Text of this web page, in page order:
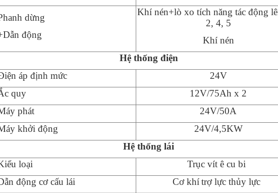
dừng
động
Khí nén+lò xo tích năng tác động
2, 4, 5
Khí nén
Hệ thống điện
áp định mức 24V
quy 12V/75Ahx 2
áy phát 24V/50A
khởi động
24V/4,5KW
Hệ thống lái
loại
Trục vít ê cu bi
động cơ cấu lái Cơ khítrợ lực thủy lực